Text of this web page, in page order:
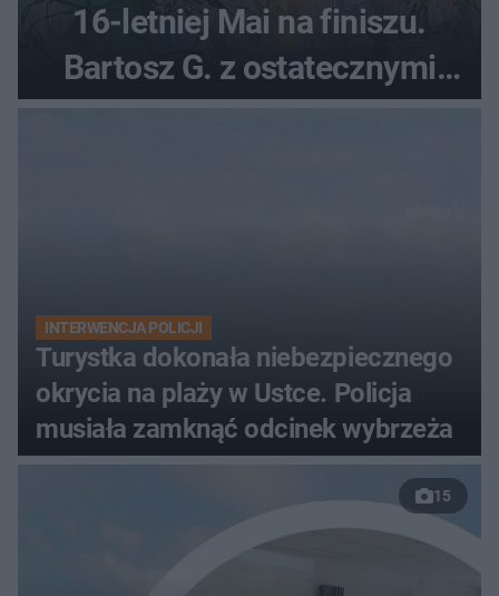
16-letniej Mai na finiszu.
Bartosz G. z ostatecznymi
zarzutami
INTERWENCJA POLICJI
Turystka dokonała niebezpiecznego
okrycia na plaży w Ustce. Policja
musiała zamknąć odcinek wybrzeża
15